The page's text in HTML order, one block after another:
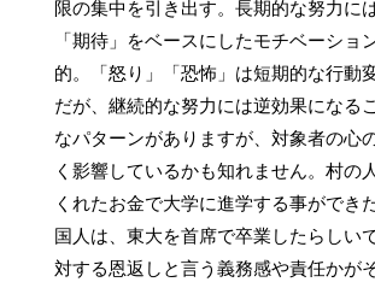
限の集中を引き出す。長期的な努力に
「期待」をベースにしたモチベーショ
的。「怒り」「恐怖」は短期的な行動
だが、継続的な努力には逆効果になる
なパターンがありますが、対象者の心
く影響しているかも知れません。村の
くれたお金で大学に進学する事ができ
国人は、東大を首席で卒業したらしい
対する恩返しと言う義務感や責任かが